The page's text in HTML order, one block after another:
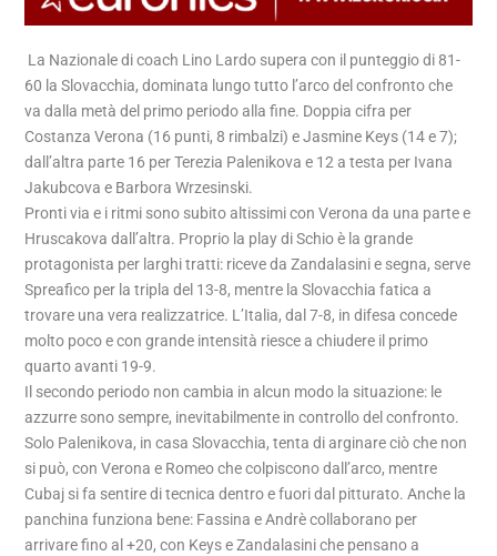
La Nazionale di coach Lino Lardo supera con il punteggio di 81-
60 la Slovacchia, dominata lungo tutto l’arco del confronto che
va dalla metà del primo periodo alla fine. Doppia cifra per
Costanza Verona (16 punti, 8 rimbalzi) eJasmine Keys (14 e 7);
dall’altra parte 16 perTerezia Palenikova e 12 a testa per Ivana
Jakubcova e Barbora Wrzesinski.
Pronti via e i ritmi sono subito altissimi con Verona da una parte e
Hruscakova dall’altra. Proprio la play di Schio è la grande
protagonista per larghi tratti: riceve da Zandalasini e segna, serve
Spreafico per la tripla del 13-8, mentre la Slovacchia fatica a
trovare una vera realizzatrice. L’Italia, dal 7-8, in difesa concede
molto poco e con grande intensità riesce a chiudere il primo
quarto avanti 19-9.
Il secondo periodo non cambia in alcun modo la situazione: le
azzurre sono sempre, inevitabilmente in controllo del confronto.
Solo Palenikova, in casa Slovacchia, tenta di arginare ciò che non
si può, con Verona e Romeo che colpiscono dall’arco, mentre
Cubaj si fa sentire di tecnica dentro e fuori dal pitturato. Anche la
panchina funziona bene: Fassina e Andrè collaborano per
arrivare fino al +20, con Keys e Zandalasini che pensano a